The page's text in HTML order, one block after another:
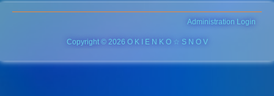
Administration Login
Copyright © 2026 O K I E N K O ☆ S N O V